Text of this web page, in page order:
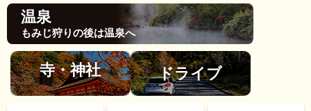
温泉
もみじ狩りの後は温泉へ
寺・神社 ドライブ